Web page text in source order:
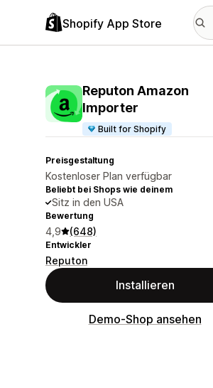
Shopify App Store
Reputon Amazon
Importer
Built for Shopify
Preisgestaltung
Kostenloser Plan verfügbar
Beliebt bei Shops wie deinem
Sitz in den USA
Bewertung
4,9 (648)
Entwickler
Reputon
Installieren
Demo-Shop ansehen